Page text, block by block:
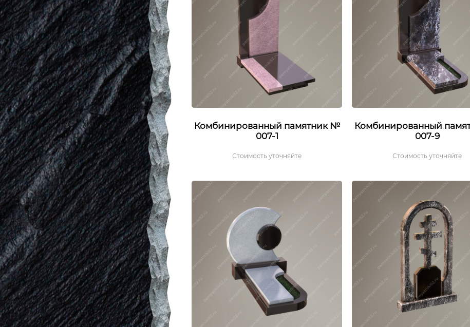
Комбинированный памятник №
007-1
Стоимость уточняйте
Комбинированный
007-9
Стоимость уточняйте